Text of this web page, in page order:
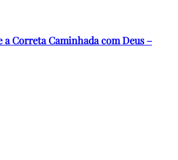
Correta Caminhada com Deus –